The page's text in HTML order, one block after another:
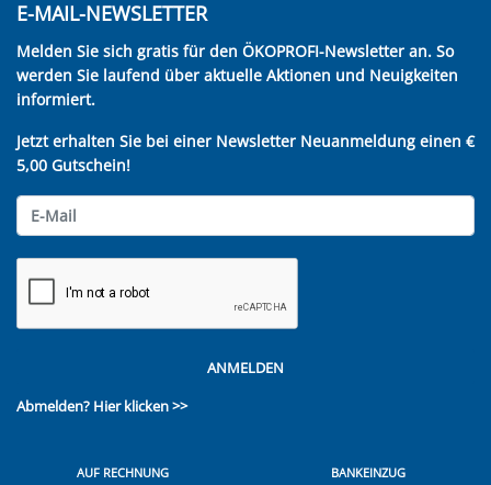
E-MAIL-NEWSLETTER
Melden Sie sich gratis für den ÖKOPROFI-Newsletter an. So
werden Sie laufend über aktuelle Aktionen und Neuigkeiten
informiert.
Jetzt erhalten Sie bei einer Newsletter Neuanmeldung einen €
5,00 Gutschein!
ANMELDEN
Abmelden? Hier klicken >>
AUF RECHNUNG BANKEINZUG